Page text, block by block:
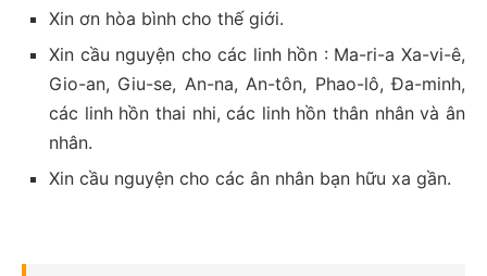
Xin ơn hòa bình cho thế giới.
Xin cầu nguyện cho các linh hồn : Ma-ri-a Xa-vi-ê,
Gio-an, Giu-se, An-na, An-tôn, Phao-lô, Đa-minh,
các linh hồn thai nhi, các linh hồn thân nhân và ân
nhân.
Xin cầu nguyện cho các ân nhân bạn hữu xa gần.